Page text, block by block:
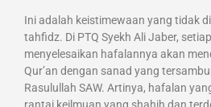
Ini adalah keistimewaan yang tidak
tahfidz. Di PTQ Syekh Ali Jaber,
menyelesaikan hafalannya akan
Qur’an dengan sanad yang
Rasulullah SAW. Artinya, hafalan
rantai keilmuan yang shahih dan